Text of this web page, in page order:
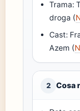
Trama:
droga (
Cast:
Azem (
2 Cosa